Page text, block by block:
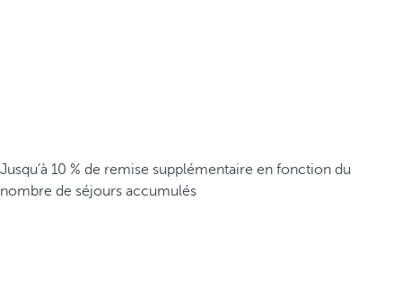
Jusqu’à 10 % de remise supplémentaire en fonction du
nombre de séjours accumulés